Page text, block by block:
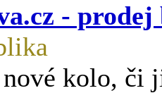
-
kolo, či